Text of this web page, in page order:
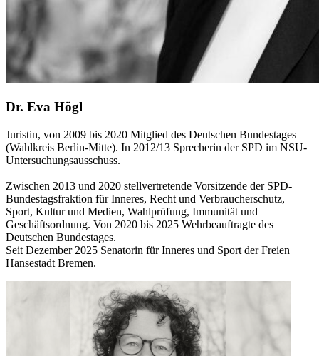
Dr. Eva Högl
Juristin, von 2009 bis 2020 Mitglied des Deutschen Bundestages
(Wahlkreis Berlin-Mitte). In 2012/13 Sprecherin der SPD im NSU-
Untersuchungsausschuss.
Zwischen 2013 und 2020 stellvertretende Vorsitzende der SPD-
Bundestagsfraktion für Inneres, Recht und Verbraucherschutz,
Sport, Kultur und Medien, Wahlprüfung, Immunität und
Geschäftsordnung. Von 2020 bis 2025 Wehrbeauftragte des
Deutschen Bundestages.
Seit Dezember 2025 Senatorin für Inneres und Sport der Freien
Hansestadt Bremen.